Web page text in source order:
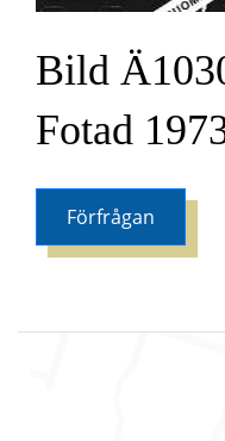
Bild
Fotad
Förfrågan